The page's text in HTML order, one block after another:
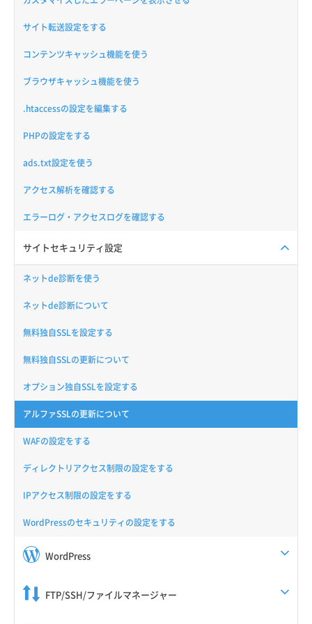
サイト転送設定をする
コンテンツキャッシュ機能を使う
ブラウザキャッシュ機能を使う
.htaccessの設定を編集する
PHPの設定をする
ads.txt設定を使う
アクセス解析を確認する
エラーログ・アクセスログを確認する
サイトセキュリティ設定
ネットde診断を使う
ネットde診断について
無料独自SSLを設定する
無料独自SSLの更新について
オプション独自SSLを設定する
アルファSSLの更新について
WAFの設定をする
ディレクトリアクセス制限の設定をする
IPアクセス制限の設定をする
WordPressのセキュリティの設定をする
WordPress
FTP/SSH/ファイルマネージャー